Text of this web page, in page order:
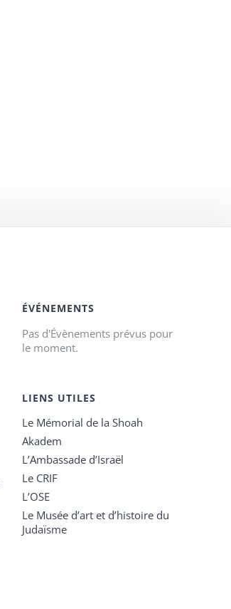
ÉVÉNEMENTS
Pas d'Évènements prévus pour
le moment.
LIENS UTILES
Le Mémorial de la Shoah
Akadem
L’Ambassade d’Israël
Le CRIF
L’OSE
Le Musée d’art et d’histoire du
Judaïsme